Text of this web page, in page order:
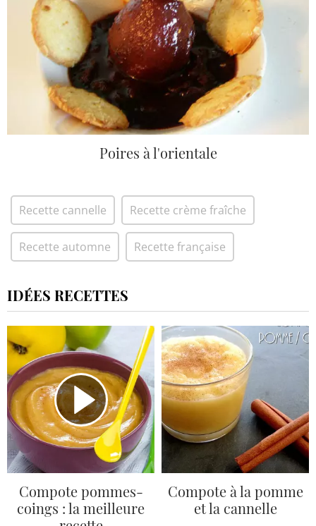
Poires à l'orientale
Recette cannelle Recette crème fraîche
Recette automne Recette française
IDÉES RECETTES
Compote pommes-
coings : la meilleure
Compote à la pomme
et la cannelle